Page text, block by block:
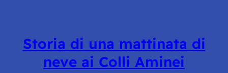
Storia di una mattinata di
neve ai Colli Aminei